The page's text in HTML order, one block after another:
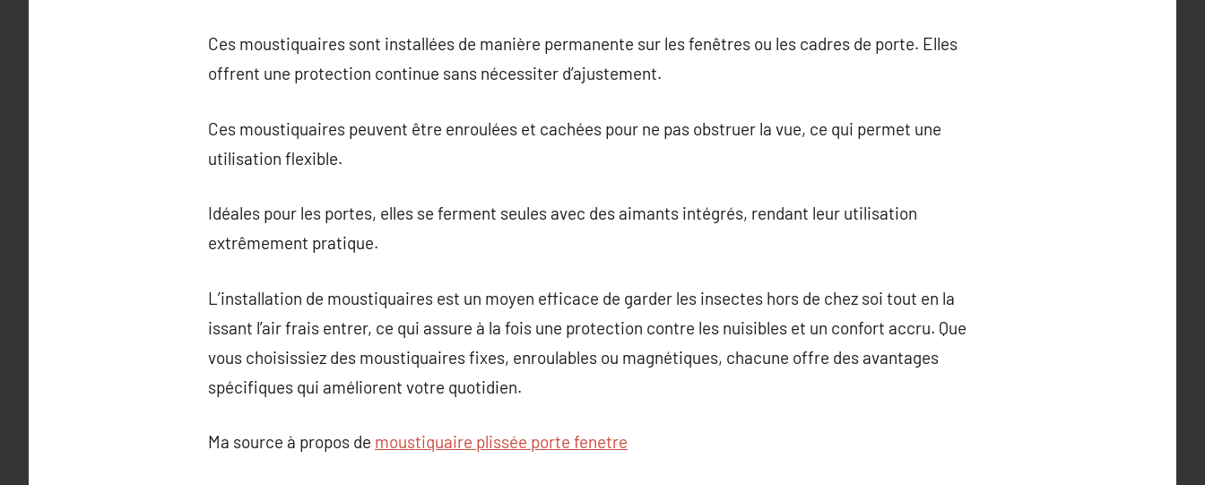
Ces moustiquaires sont installées de manière permanente sur les fenêtres ou les cadres de porte. Elles
offrent une protection continue sans nécessiter d’ajustement.
Ces moustiquaires peuvent être enroulées et cachées pour ne pas obstruer la vue, ce qui permet une
utilisation flexible.
Idéales pour les portes, elles se ferment seules avec des aimants intégrés, rendant leur utilisation
extrêmement pratique.
L’installation de moustiquaires est un moyen efficace de garder les insectes hors de chez soi tout en la
issant l’air frais entrer, ce qui assure à la fois une protection contre les nuisibles et un confort accru. Que
vous choisissiez des moustiquaires fixes, enroulables ou magnétiques, chacune offre des avantages
spécifiques qui améliorent votre quotidien.
Ma source à propos de moustiquaire plissée porte fenetre